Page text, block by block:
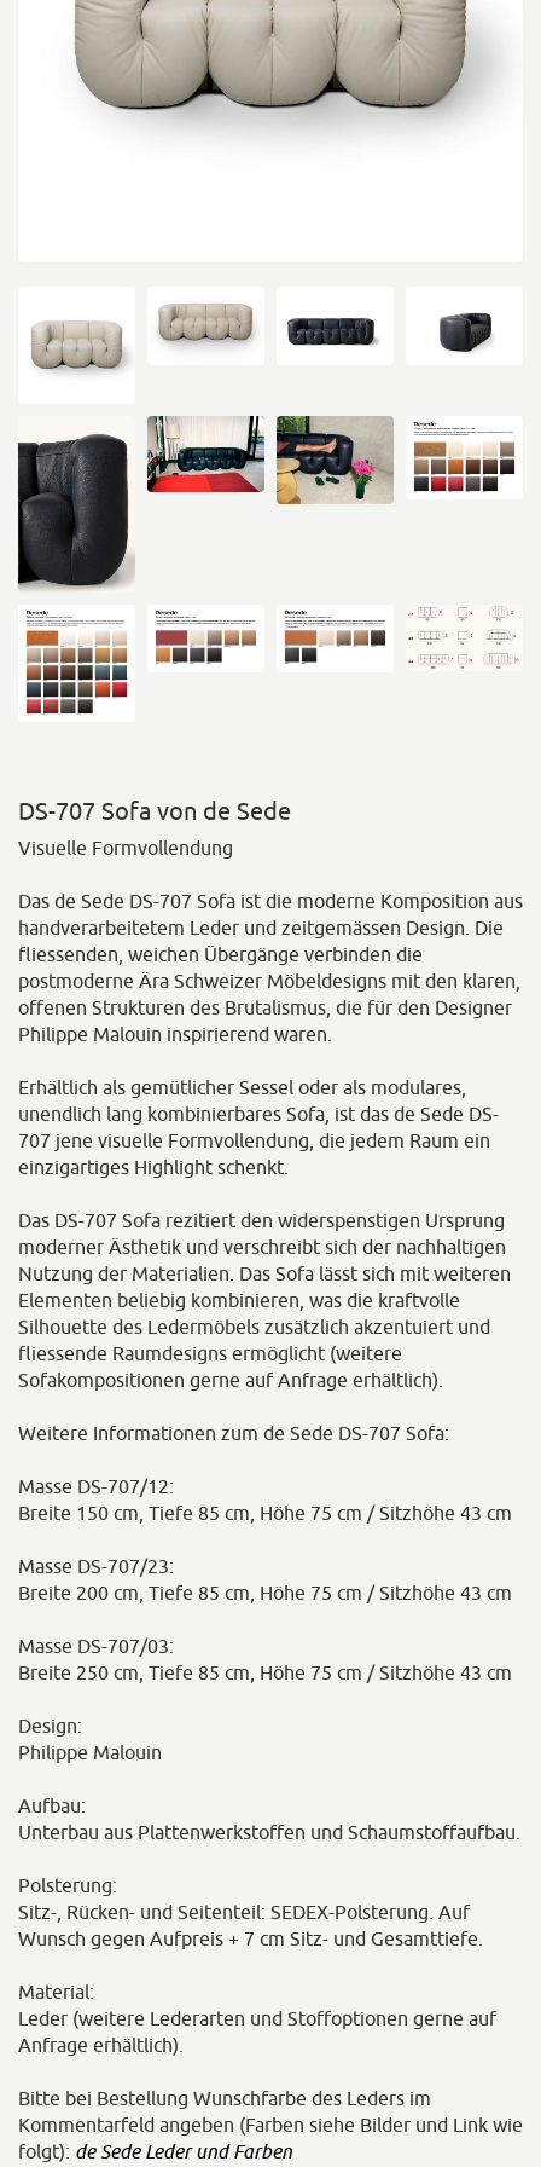
DS-707 Sofa von de Sede
Visuelle Formvollendung
Das de Sede DS-707 Sofa ist die moderne Komposition aus
handverarbeitetem Leder und zeitgemässen Design. Die
fliessenden, weichen Übergänge verbinden die
postmoderne Ära Schweizer Möbeldesigns mit den klaren,
offenen Strukturen des Brutalismus, die für den Designer
Philippe Malouin inspirierend waren.
Erhältlich als gemütlicher Sessel oder als modulares,
unendlich lang kombinierbares Sofa, ist das de Sede DS-
707 jene visuelle Formvollendung, die jedem Raum ein
einzigartiges Highlight schenkt.
Das DS-707 Sofa rezitiert den widerspenstigen Ursprung
moderner Ästhetik und verschreibt sich der nachhaltigen
Nutzung der Materialien. Das Sofa lässt sich mit weiteren
Elementen beliebig kombinieren, was die kraftvolle
Silhouette des Ledermöbels zusätzlich akzentuiert und
fliessende Raumdesigns ermöglicht (weitere
Sofakompositionen gerne auf Anfrage erhältlich).
Weitere Informationen zum de Sede DS-707 Sofa:
Masse DS-707/12:
Breite 150 cm, Tiefe 85 cm, Höhe 75 cm / Sitzhöhe 43 cm
Masse DS-707/23:
Breite 200 cm, Tiefe 85 cm, Höhe 75 cm / Sitzhöhe 43 cm
Masse DS-707/03:
Breite 250 cm, Tiefe 85 cm, Höhe 75 cm / Sitzhöhe 43 cm
Design:
Philippe Malouin
Aufbau:
Unterbau aus Plattenwerkstoffen und Schaumstoffaufbau.
Polsterung:
Sitz-, Rücken- und Seitenteil: SEDEX-Polsterung. Auf
Wunsch gegen Aufpreis + 7 cm Sitz- und Gesamttiefe.
Material:
Leder (weitere Lederarten und Stoffoptionen gerne auf
Anfrage erhältlich).
Bitte bei Bestellung Wunschfarbe des Leders im
Kommentarfeld angeben (Farben siehe Bilder und Link wie
folgt): de Sede Leder und Farben